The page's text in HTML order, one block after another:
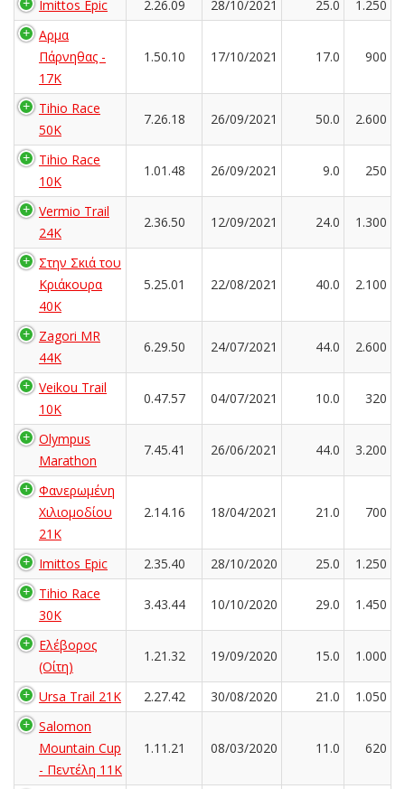
Imittos Epic 2.26.09 28/10/2021 25.0
1.250
Αρμα
Πάρνηθας -
17K
1.50.10 17/10/2021 17.0 900
Tihio Race
50K
7.26.18 26/09/2021 50.0 2.600
Tihio Race
10K
1.01.48 26/09/2021 9.0 250
Vermio Trail
24K
2.36.50 12/09/2021 24.0 1.300
Στην Σκιά του
Κριάκουρα
40K
5.25.01 22/08/2021 40.0 2.100
Zagori MR
44K
6.29.50 24/07/2021 44.0 2.600
Veikou Trail
10K
0.47.57 04/07/2021 10.0 320
Olympus
Marathon
7.45.41 26/06/2021 44.0 3.200
Φανερωμένη
Χιλιομοδίου
21Κ
2.14.16 18/04/2021 21.0 700
Imittos Epic 2.35.40 28/10/2020 25.0
1.250
Tihio Race
30K
3.43.44 10/10/2020 29.0 1.450
Ελέβορος
(Οίτη)
1.21.32 19/09/2020 15.0 1.000
Ursa Trail 21K 2.27.42 30/08/2020 21.0
1.050
Salomon
Mountain Cup
- Πεντέλη 11Κ
1.11.21 08/03/2020 11.0 620